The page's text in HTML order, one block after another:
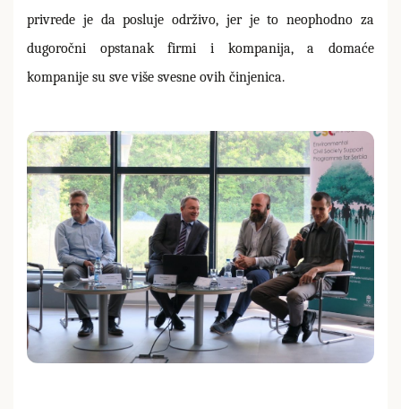
privrede je da posluje održivo, jer je to neophodno za
dugoročni opstanak firmi i kompanija, a domaće
kompanije su sve više svesne ovih činjenica.